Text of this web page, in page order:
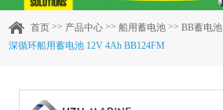
产品中心
企业实力
客户案例
首页 >> 产品中心 >>船用蓄电池 >>BB蓄电池
深循环船用蓄电池 12V 4Ah BB124FM